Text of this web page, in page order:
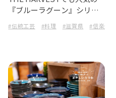
#エアーかおる #THE HARVEST #お
『ブルーラグーン』シリー
青色の器でティータイムを
#伝統工芸 #料理 #滋賀県 #信楽焼